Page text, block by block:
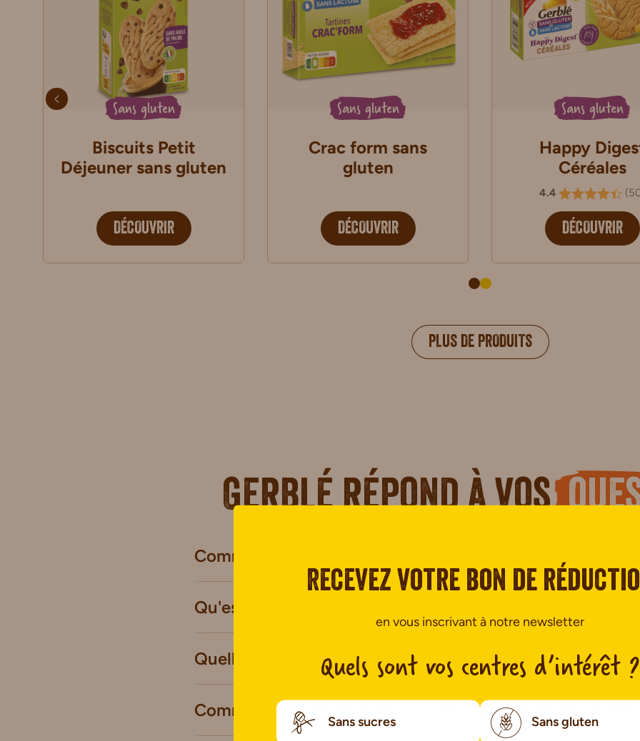
Sans gluten
Biscuits Petit
Déjeuner sans gluten
DÉCOUVRIR
Sans gluten
Crac form sans
gluten
DÉCOUVRIR
Sans gluten
Happy
Céréales
4.4 (
DÉCOUVRIR
PLUS DE PRODUITS
Gerblé répond à vos
Comment reconnaître les aliments contenant du gluten
Qu'est ce que le gluten ?
Quelles céréales peut-on manger quand on est
Comment conserver mes pains sans gluten après
Recevez votre bon de
en vous inscrivant à notre newsletter
Quels sont vos centres d’intérêt ?
Sans sucres Sans gluten